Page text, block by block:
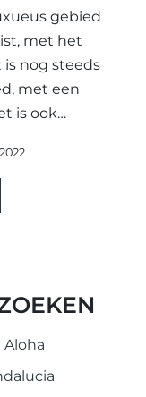
gebied
met het
is nog steeds
met een
is ook…